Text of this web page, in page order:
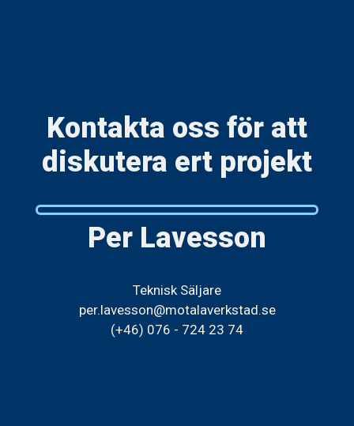
Kontakta oss för att
diskutera ert projekt
Per Lavesson
Teknisk Säljare
per.lavesson@motalaverkstad.se
(+46) 076 - 724 23 74